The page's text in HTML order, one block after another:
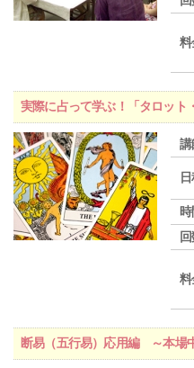
料
実際に占って学ぶ！「タロット
講
時
料
断易（五行易）応用編 ～本場